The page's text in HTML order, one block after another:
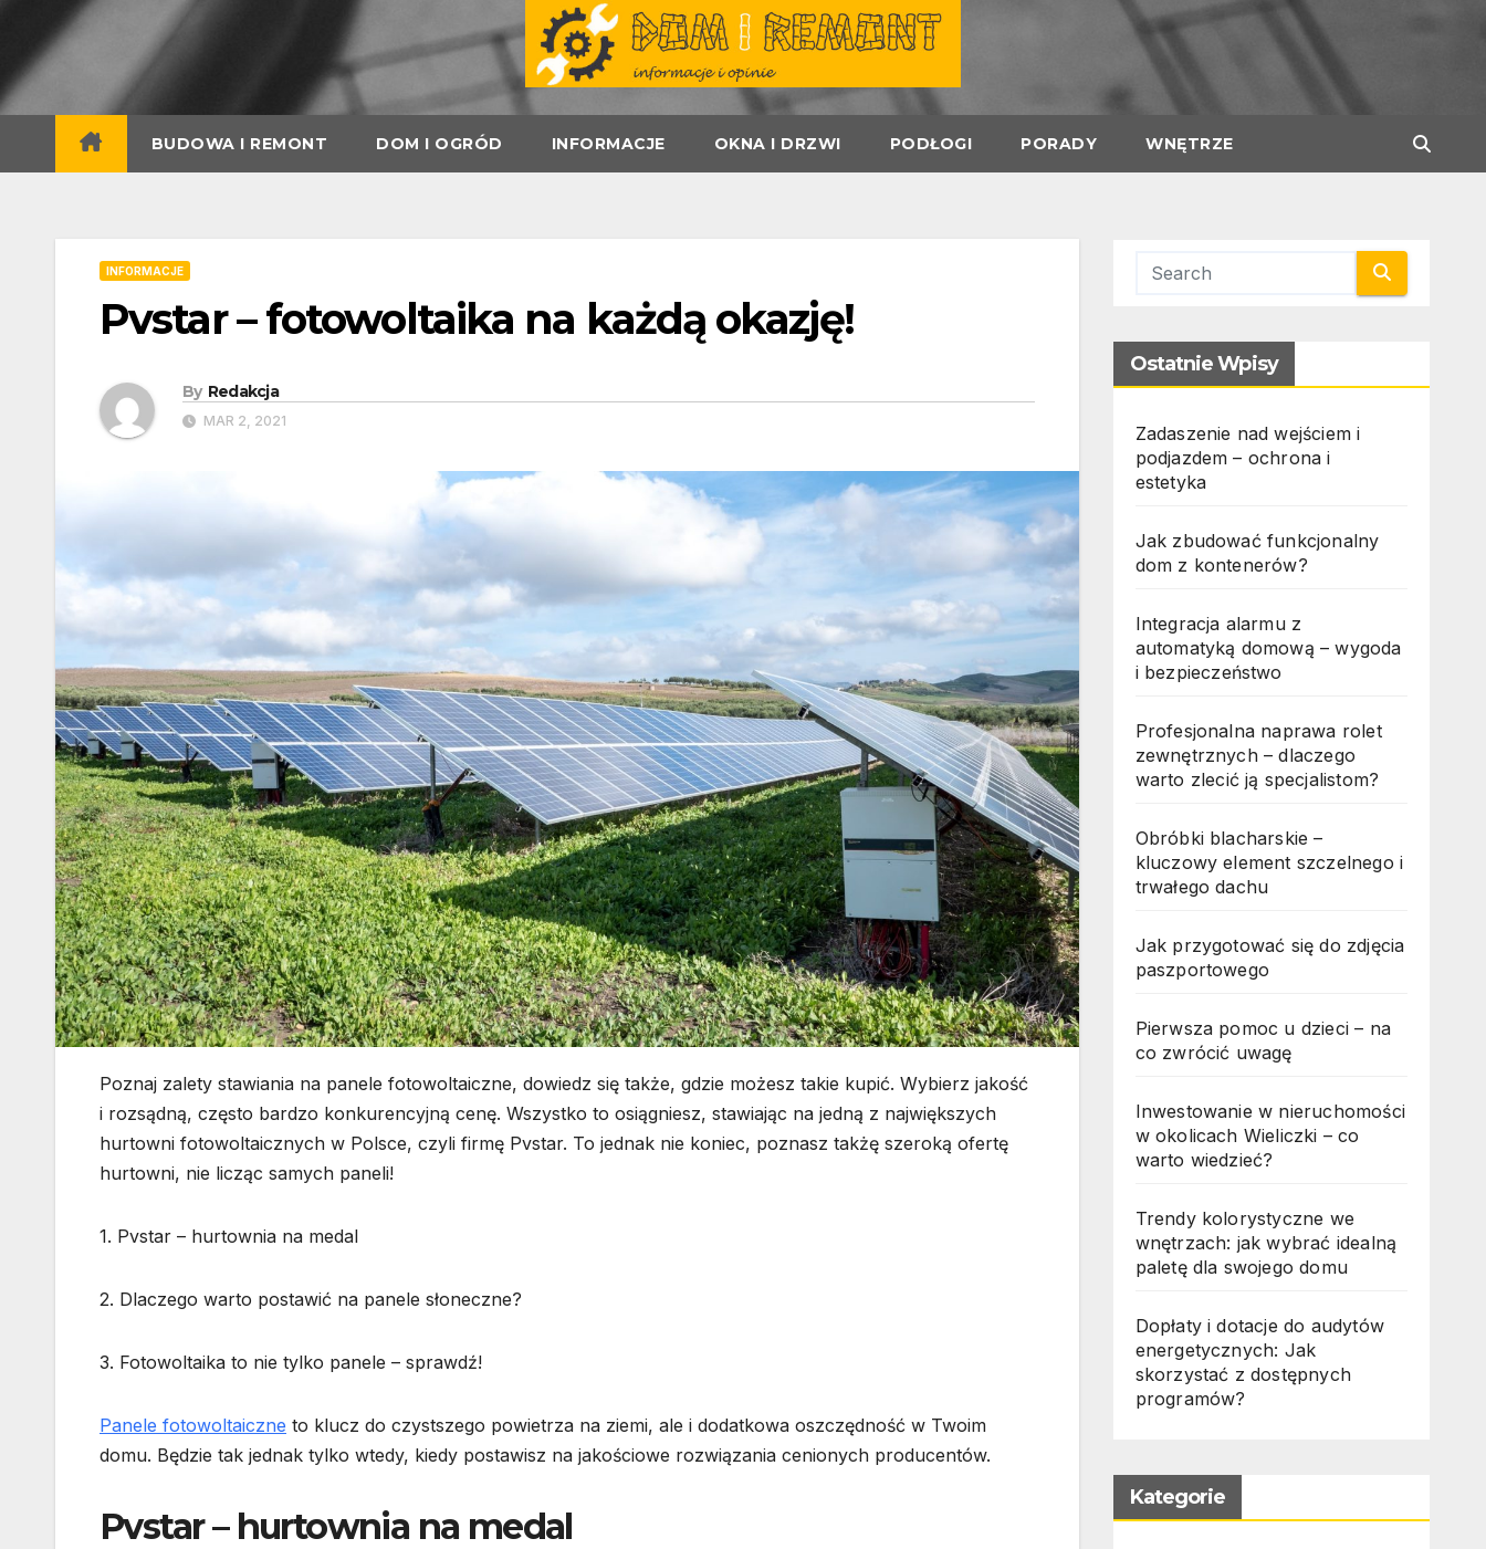
content
BUDOWA I REMONT DOM I OGRÓD INFORMACJE OKNA I DRZWI PODŁOGI PORADY WNĘTRZE
INFORMACJE
Pvstar – fotowoltaika na każdą okazję!
By Redakcja
MAR 2, 2021
Poznaj zalety stawiania na panele fotowoltaiczne, dowiedz się także, gdzie możesz takie kupić. Wybierz jakość
i rozsądną, często bardzo konkurencyjną cenę. Wszystko to osiągniesz, stawiając na jedną z największych
hurtowni fotowoltaicznych w Polsce, czyli firmę Pvstar. To jednak nie koniec, poznasz takżę szeroką ofertę
hurtowni, nie licząc samych paneli!
1. Pvstar – hurtownia na medal
2. Dlaczego warto postawić na panele słoneczne?
3. Fotowoltaika to nie tylko panele – sprawdź!
Panele fotowoltaiczne to klucz do czystszego powietrza na ziemi, ale i dodatkowa oszczędność w Twoim
domu. Będzie tak jednak tylko wtedy, kiedy postawisz na jakościowe rozwiązania cenionych producentów.
Pvstar – hurtownia na medal
Ostatnie Wpisy
Zadaszenie nad wejściem i
podjazdem – ochrona i
estetyka
Jak zbudować funkcjonalny
dom z kontenerów?
Integracja alarmu z
automatyką domową – wygoda
i bezpieczeństwo
Profesjonalna naprawa rolet
zewnętrznych – dlaczego
warto zlecić ją specjalistom?
Obróbki blacharskie –
kluczowy element szczelnego i
trwałego dachu
Jak przygotować się do zdjęcia
paszportowego
Pierwsza pomoc u dzieci – na
co zwrócić uwagę
Inwestowanie w nieruchomości
w okolicach Wieliczki – co
warto wiedzieć?
Trendy kolorystyczne we
wnętrzach: jak wybrać idealną
paletę dla swojego domu
Dopłaty i dotacje do audytów
energetycznych: Jak
skorzystać z dostępnych
programów?
Kategorie